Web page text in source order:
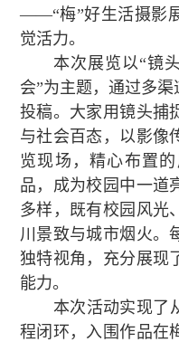
——“梅”好生活摄影
觉活力。
本次展览以“镜
会”为主题，通过多
投稿。大家用镜头捕
与社会百态，以影像
览现场，精心布置
品，成为校园中一道
多样，既有校园风光
川景致与城市烟火。
独特视角，充分展现
能力。
本次活动实现了
程闭环，入围作品在